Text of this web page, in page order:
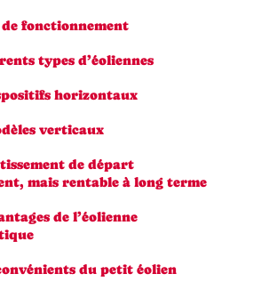
de fonctionnement
types d’éoliennes
horizontaux
verticaux
de départ
mais rentable à long terme
de l’éolienne
du petit éolien